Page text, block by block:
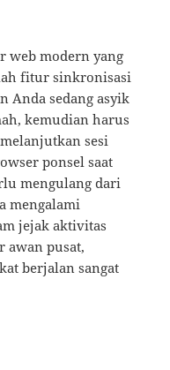
web modern yang
fitur sinkronisasi
Anda sedang asyik
kemudian harus
sesi
ponsel saat
mengulang dari
mengalami
jejak aktivitas
awan pusat,
berjalan sangat